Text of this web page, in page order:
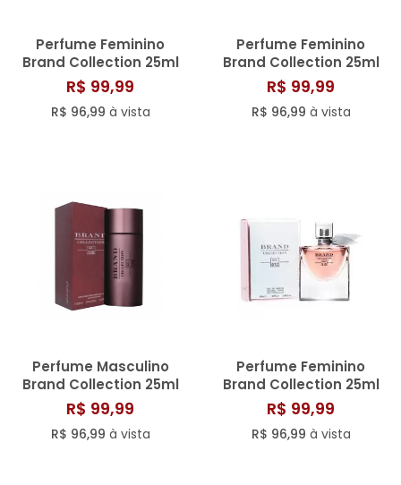
Perfume Feminino
Brand Collection 25ml
N° 105/807
R$ 99,99
R$ 96,99 à vista
Perfume Feminino
Brand Collection 25ml
N° 007/801
R$ 99,99
R$ 96,99 à vista
Perfume Masculino
Brand Collection 25ml
N° 156
R$ 99,99
R$ 96,99 à vista
Perfume Feminino
Brand Collection 25ml
N° 012/ 806
R$ 99,99
R$ 96,99 à vista